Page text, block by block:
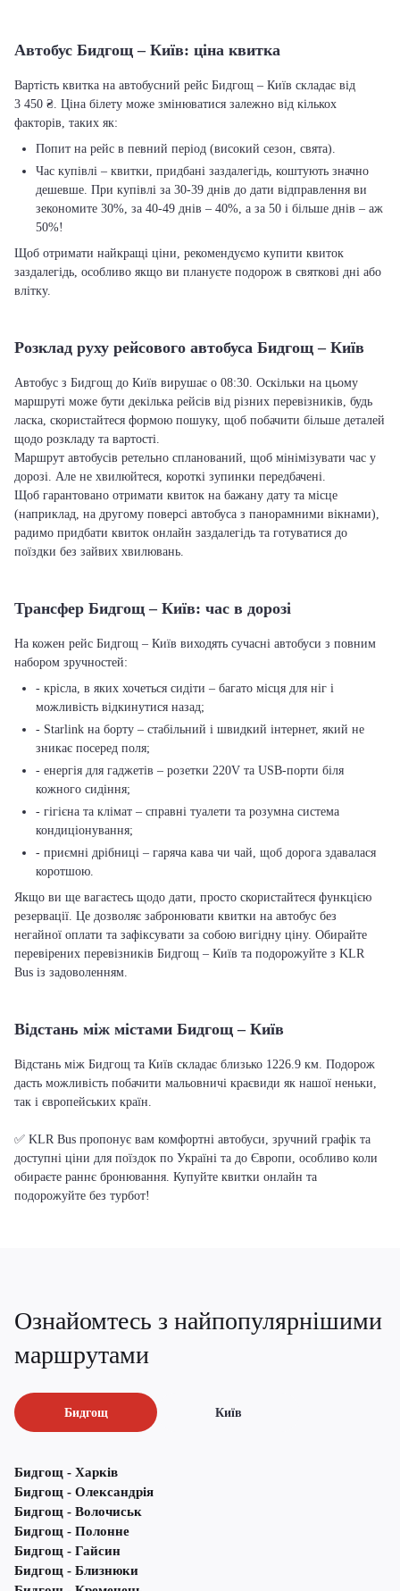
Автобус Бидгощ – Київ: ціна квитка
Вартість квитка на автобусний рейс Бидгощ – Київ складає від
3 450 ₴. Ціна білету може змінюватися залежно від кількох
факторів, таких як:
Попит на рейс в певний період (високий сезон, свята).
Час купівлі – квитки, придбані заздалегідь, коштують значно
дешевше. При купівлі за 30-39 днів до дати відправлення ви
зекономите 30%, за 40-49 днів – 40%, а за 50 і більше днів – аж
50%!
Щоб отримати найкращі ціни, рекомендуємо купити квиток
заздалегідь, особливо якщо ви плануєте подорож в святкові дні або
влітку.
Розклад руху рейсового автобуса Бидгощ – Київ
Автобус з Бидгощ до Київ вирушає о 08:30. Оскільки на цьому
маршруті може бути декілька рейсів від різних перевізників, будь
ласка, скористайтеся формою пошуку, щоб побачити більше деталей
щодо розкладу та вартості.
Маршрут автобусів ретельно спланований, щоб мінімізувати час у
дорозі. Але не хвилюйтеся, короткі зупинки передбачені.
Щоб гарантовано отримати квиток на бажану дату та місце
(наприклад, на другому поверсі автобуса з панорамними вікнами),
радимо придбати квиток онлайн заздалегідь та готуватися до
поїздки без зайвих хвилювань.
Трансфер Бидгощ – Київ: час в дорозі
На кожен рейс Бидгощ – Київ виходять сучасні автобуси з повним
набором зручностей:
- крісла, в яких хочеться сидіти – багато місця для ніг і
можливість відкинутися назад;
- Starlink на борту – стабільний і швидкий інтернет, який не
зникає посеред поля;
- енергія для гаджетів – розетки 220V та USB-порти біля
кожного сидіння;
- гігієна та клімат – справні туалети та розумна система
кондиціонування;
- приємні дрібниці – гаряча кава чи чай, щоб дорога здавалася
коротшою.
Якщо ви ще вагаєтесь щодо дати, просто скористайтеся функцією
резервації. Це дозволяє забронювати квитки на автобус без
негайної оплати та зафіксувати за собою вигідну ціну. Обирайте
перевірених перевізників Бидгощ – Київ та подорожуйте з KLR
Bus із задоволенням.
Відстань між містами Бидгощ – Київ
Відстань між Бидгощ та Київ складає близько 1226.9 км. Подорож
дасть можливість побачити мальовничі краєвиди як нашої неньки,
так і європейських країн.
✅ KLR Bus пропонує вам комфортні автобуси, зручний графік та
доступні ціни для поїздок по Україні та до Європи, особливо коли
обираєте раннє бронювання. Купуйте квитки онлайн та
подорожуйте без турбот!
Ознайомтесь з найпопулярнішими
маршрутами
Бидгощ Київ
Бидгощ - Харків
Бидгощ - Олександрія
Бидгощ - Волочиськ
Бидгощ - Полонне
Бидгощ - Гайсин
Бидгощ - Близнюки